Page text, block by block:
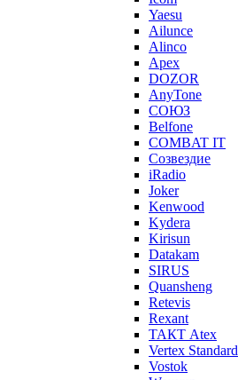
Yaesu
Ailunce
Alinco
Apex
DOZOR
AnyTone
СОЮЗ
Belfone
COMBAT IT
Созвездие
iRadio
Joker
Kenwood
Kydera
Kirisun
Datakam
SIRUS
Quansheng
Retevis
Rexant
ТАКТ Atex
Vertex Standard
Vostok